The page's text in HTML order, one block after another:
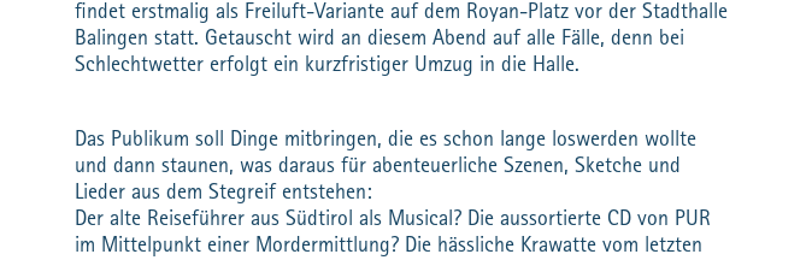
findet erstmalig als Freiluft-Variante auf dem Royan-Platz vor der Stadthalle
Balingen statt. Getauscht wird an diesem Abend auf alle Fälle, denn bei
Schlechtwetter erfolgt ein kurzfristiger Umzug in die Halle.
Das Publikum soll Dinge mitbringen, die es schon lange loswerden wollte
und dann staunen, was daraus für abenteuerliche Szenen, Sketche und
Lieder aus dem Stegreif entstehen:
Der alte Reiseführer aus Südtirol als Musical? Die aussortierte CD von PUR
im Mittelpunkt einer Mordermittlung? Die hässliche Krawatte vom letzten